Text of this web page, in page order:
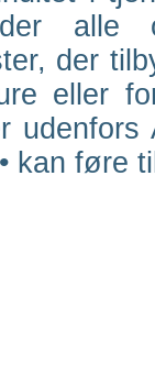
der
eller
udenfors
kan føre